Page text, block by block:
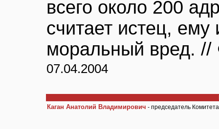
всего около 200
считает истец,
моральный вред. //
07.04.2004
Каган Анатолий Владимирович - председатель